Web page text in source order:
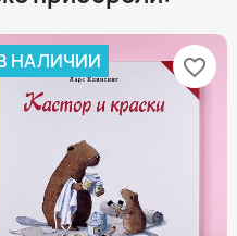
НАЛИЧИИ favorite_border